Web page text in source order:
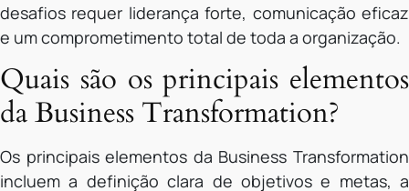
desafios requer liderança forte, comunicação eficaz
e um comprometimento total de toda a organização.
Quais são os principais elementos
da Business Transformation?
Os principais elementos da Business Transformation
incluem a definição clara de objetivos e metas, a